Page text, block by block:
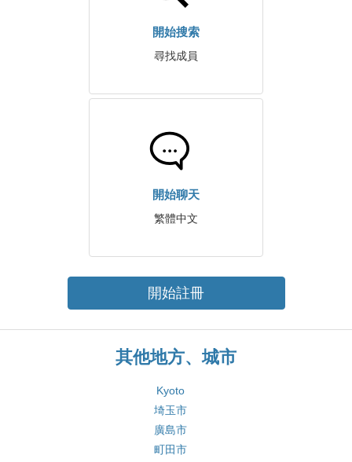
開始搜索
尋找成員
開始聊天
繁體中文
開始註冊
其他地方、城市
Kyoto
埼玉市
廣島市
町田市